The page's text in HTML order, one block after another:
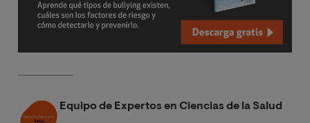
Equipo de Expertos en Ciencias de la Salud